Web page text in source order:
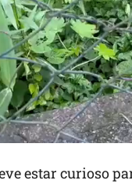
estar curioso